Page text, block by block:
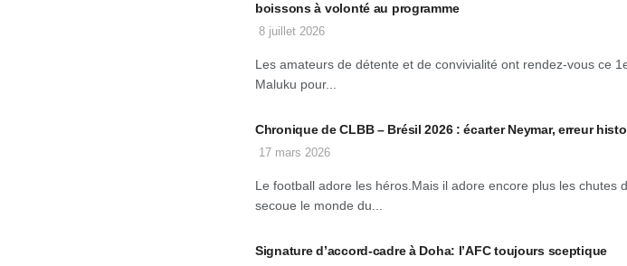
boissons à volonté au programme
8 juillet 2026
Les amateurs de détente et de convivialité ont rendez-vous ce
Maluku pour...
Chronique de CLBB – Brésil 2026 : écarter Neymar, erreur
17 mars 2026
Le football adore les héros.Mais il adore encore plus les chutes
secoue le monde du...
Signature d’accord-cadre à Doha: l’AFC toujours sceptique